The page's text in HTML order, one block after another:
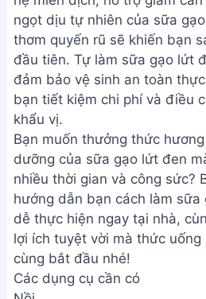
ngọt dịu tự nhiên của sữa
thơm quyến rũ sẽ khiến bạn
đầu tiên. Tự làm sữa gạo lứt
đảm bảo vệ sinh an toàn
bạn tiết kiệm chi phí và điều
khẩu vị.
Bạn muốn thưởng thức
dưỡng của sữa gạo lứt đen
nhiều thời gian và công sức?
hướng dẫn bạn cách làm
dễ thực hiện ngay tại nhà,
lợi ích tuyệt vời mà thức uống
cùng bắt đầu nhé!
Các dụng cụ cần có